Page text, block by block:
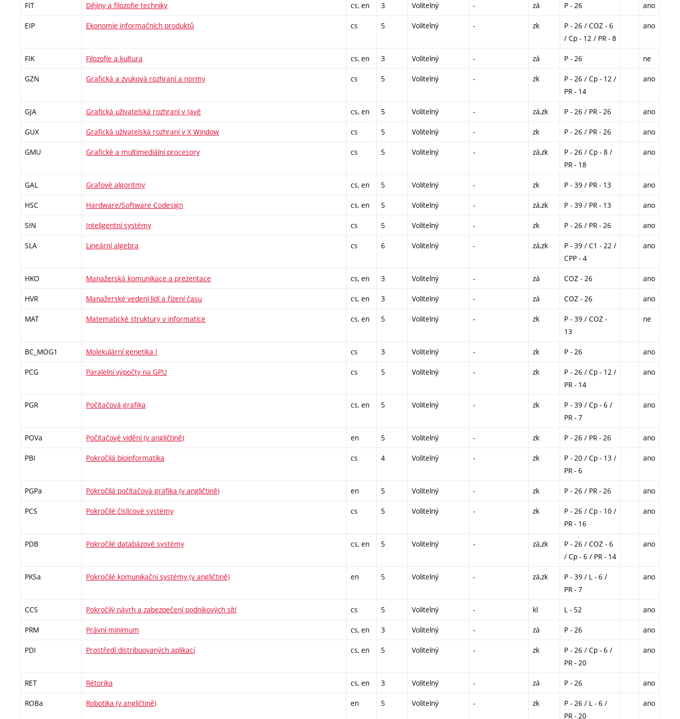
FIT Dějiny a filozofie techniky cs, en 3 Volitelný - zá P - 26 ano
EIP Ekonomie informačních produktů cs 5 Volitelný - zk
P - 26 / COZ - 6
/ Cp - 12 / PR - 8
ano
FIK Filozofie a kultura cs, en 3 Volitelný - zá P - 26 ne
GZN Grafická a zvuková rozhraní a normy cs 5 Volitelný - zk
P - 26 / Cp - 12 /
PR - 14
ano
GJA Grafická uživatelská rozhraní v Javě cs, en 5 Volitelný - zá,zk P - 26 / PR - 26 ano
GUX Grafická uživatelská rozhraní v X Window cs 5 Volitelný - zk P - 26 / PR - 26 ano
GMU Grafické a multimediální procesory cs 5 Volitelný - zá,zk
P - 26 / Cp - 8 /
PR - 18
ano
GAL Grafové algoritmy cs, en 5 Volitelný - zk P - 39 / PR - 13 ano
HSC Hardware/Software Codesign cs, en 5 Volitelný - zá,zk P - 39 / PR - 13 ano
SIN Inteligentní systémy cs 5 Volitelný - zk P - 26 / PR - 26 ano
SLA Lineární algebra cs 6 Volitelný - zá,zk
P - 39 / C1 - 22 /
CPP - 4
ano
HKO Manažerská komunikace a prezentace cs, en 3 Volitelný - zá COZ - 26 ano
HVR Manažerské vedení lidí a řízení času cs, en 3 Volitelný - zá COZ - 26 ano
MAT Matematické struktury v informatice cs, en 5 Volitelný - zk
P - 39 / COZ -
13
ne
BC_MOG1 Molekulární genetika I cs 3 Volitelný - zk P - 26 ano
PCG Paralelní výpočty na GPU cs 5 Volitelný - zk
P - 26 / Cp - 12 /
PR - 14
ano
PGR Počítačová grafika cs, en 5 Volitelný - zk
P - 39 / Cp - 6 /
PR - 7
ano
POVa Počítačové vidění (v angličtině) en 5 Volitelný - zk P - 26 / PR - 26 ano
PBI Pokročilá bioinformatika cs 4 Volitelný - zk
P - 20 / Cp - 13 /
PR - 6
ano
PGPa Pokročilá počítačová grafika (v angličtině) en 5 Volitelný - zk P - 26 / PR - 26 ano
PCS Pokročilé číslicové systémy cs 5 Volitelný - zk
P - 26 / Cp - 10 /
PR - 16
ano
PDB Pokročilé databázové systémy cs, en 5 Volitelný - zá,zk
P - 26 / COZ - 6
/ Cp - 6 / PR - 14
ano
PKSa Pokročilé komunikační systémy (v angličtině) en 5 Volitelný - zá,zk
P - 39 / L - 6 /
PR - 7
ano
CCS Pokročilý návrh a zabezpečení podnikových sítí cs 5 Volitelný - kl L - 52 ano
PRM Právní minimum cs, en 3 Volitelný - zá P - 26 ano
PDI Prostředí distribuovaných aplikací cs, en 5 Volitelný - zk
P - 26 / Cp - 6 /
PR - 20
ano
RET Rétorika cs, en 3 Volitelný - zá P - 26 ano
ROBa Robotika (v angličtině) en 5 Volitelný - zk
P - 26 / L - 6 /
PR - 20
ano